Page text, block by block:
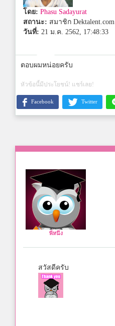
โดย: Phasu Sadayurat
สถานะ: สมาชิก Dektalent.com
วันที่: 21 ม.ค. 2562, 17:48:33
ตอบผมหน่อยครับ
หัวข้อนี้มีประโยชน์! แชร์เลย!
Facebook Twitter
พี่หนึ่ง
สวัสดีครับ